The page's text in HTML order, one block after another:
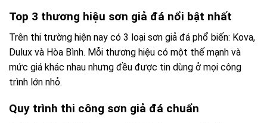
Top 3 thương hiệu sơn giả đá nổi bật nhất
Trên thi trường hiện nay có 3 loại sơn giả đá phổ biến: Kova,
Dulux và Hòa Bình. Mỗi thương hiệu có một thế mạnh và
mức giá khác nhau nhưng đều được tin dùng ở mọi công
trình lớn nhỏ.
Quy trình thi công sơn giả đá chuẩn